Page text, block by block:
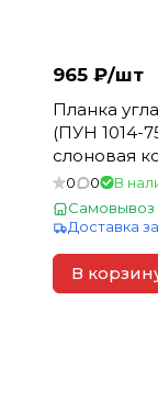
965 ₽/шт
Планка
(ПУН 1014-
слоновая
0 0 В
Самовывоз
Доставка
В